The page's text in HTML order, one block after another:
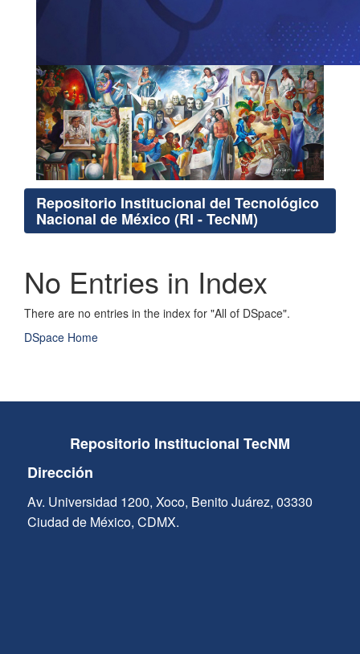
Repositorio Institucional del Tecnológico
Nacional de México (RI - TecNM)
No Entries in Index
There are no entries in the index for "All of DSpace".
DSpace Home
Repositorio Institucional TecNM
Dirección
Av. Universidad 1200, Xoco, Benito Juárez, 03330
Ciudad de México, CDMX.